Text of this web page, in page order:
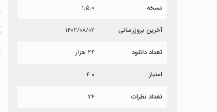
نسخه ۱.۵.۰
آخرین بروزرسانی ۱۴۰۲/۰۸/۰۲
تعداد دانلود ۲۴ هزار
امتیاز ۴.۰
تعداد نظرات ۷۴